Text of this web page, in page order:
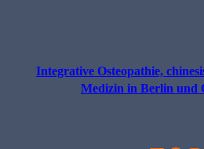
Integrative Osteopathie,
Medizin in Berlin und